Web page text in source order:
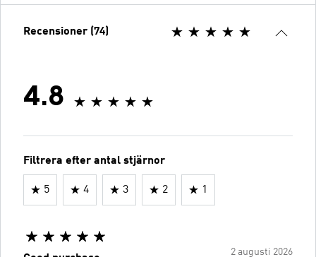
Recensioner (74)
4.8
Filtrera efter antal stjärnor
5 4 3 2 1
2 augusti 2026